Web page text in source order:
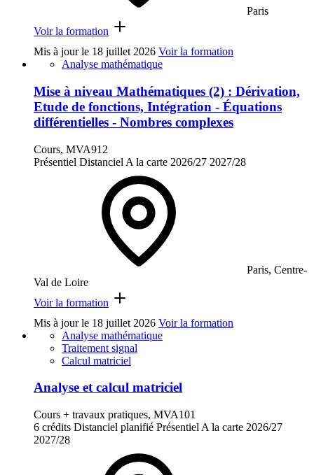
Paris
Voir la formation
Mis à jour le 18 juillet 2026 Voir la formation
Analyse mathématique
Mise à niveau Mathématiques (2) : Dérivation,
Etude de fonctions, Intégration - Équations
différentielles - Nombres complexes
Cours, MVA912
Présentiel Distanciel A la carte 2026/27 2027/28
Paris, Centre-
Val de Loire
Voir la formation
Mis à jour le 18 juillet 2026 Voir la formation
Analyse mathématique
Traitement signal
Calcul matriciel
Analyse et calcul matriciel
Cours + travaux pratiques, MVA101
6 crédits Distanciel planifié Présentiel A la carte 2026/27
2027/28